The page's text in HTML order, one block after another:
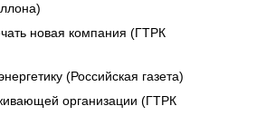
новая компания (ГТРК
(Российская газета)
организации (ГТРК